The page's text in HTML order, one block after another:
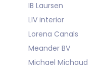
IB Laursen
LIV interior
Lorena Canals
Meander BV
Michael Michaud